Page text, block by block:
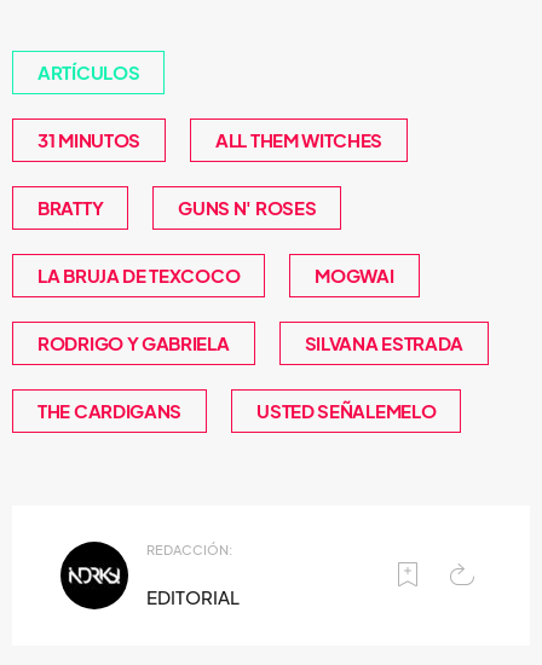
ARTÍCULOS
31 MINUTOS ALL THEM WITCHES
BRATTY GUNS N' ROSES
LA BRUJA DE TEXCOCO MOGWAI
RODRIGO Y GABRIELA SILVANA ESTRADA
THE CARDIGANS USTED SEÑALEMELO
REDACCIÓN:
EDITORIAL